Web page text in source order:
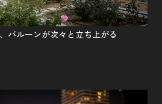
バルーンが次々と立ち上がる